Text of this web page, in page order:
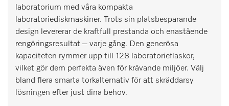
laboratorium med våra kompakta
laboratoriediskmaskiner. Trots sin platsbesparande
design levererar de kraftfull prestanda och enastående
rengöringsresultat – varje gång. Den generösa
kapaciteten rymmer upp till 128 laboratorieflaskor,
vilket gör dem perfekta även för krävande miljöer. Välj
bland flera smarta torkalternativ för att skräddarsy
lösningen efter just dina behov.